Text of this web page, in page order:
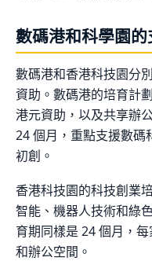
數碼港和科學園的
數碼港和香港科技園分
資助。數碼港的培育計
港元資助，以及共享辦
24 個月，重點支援數碼
初創。
香港科技園的科技創業
智能、機器人技術和綠
育期同樣是 24 個月，
和辦公空間。